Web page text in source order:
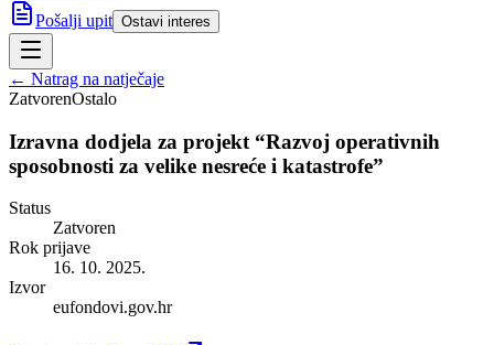
Pošalji upit Ostavi interes
← Natrag na natječaje
ZatvorenOstalo
Izravna dodjela za projekt “Razvoj operativnih
sposobnosti za velike nesreće i katastrofe”
Status
Zatvoren
Rok prijave
16. 10. 2025.
Izvor
eufondovi.gov.hr